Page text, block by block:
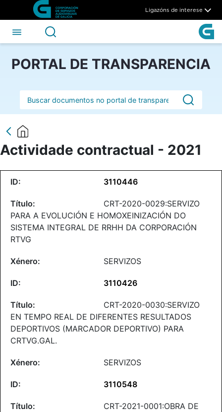
Skip to Main Content
Actividade contractual -
Ligazóns de interese
PORTAL DE TRANSPARENCIA
Barra de busca
Actividade contractual - 2021
3110446
CRT-2020-0029:SERVIZO
PARA A EVOLUCIÓN E HOMOXEINIZACIÓN DO
SISTEMA INTEGRAL DE RRHH DA CORPORACIÓN
RTVG
SERVIZOS
3110426
CRT-2020-0030:SERVIZO
EN TEMPO REAL DE DIFERENTES RESULTADOS
DEPORTIVOS (MARCADOR DEPORTIVO) PARA
CRTVG.GAL.
SERVIZOS
3110548
CRT-2021-0001:OBRA DE